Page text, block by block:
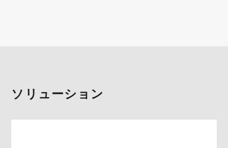
ソリューション